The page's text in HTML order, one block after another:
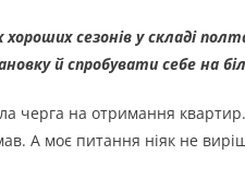
хороших сезонів у складі
й спробувати себе на
черга на отримання
А моє питання ніяк не